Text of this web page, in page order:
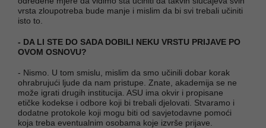
vrsta zloupotreba bude manje i mislim da bi svi trebali učiniti
isto to.
- DA LI STE DO SADA DOBILI NEKU VRSTU PRIJAVE PO
OVOM OSNOVU?
- Nismo. U tom smislu, mislim da smo učinili dobar korak
ohrabrujući ljude da nam pristupe. Znate, akademija se ne
može igrati drugih institucija. ASU ima okvir i propisane
etičke kodekse i odbore koji bi trebali djelovati. Stvaramo i
dodatne protokole koji mogu biti od savjetodavne pomoći
koja treba eventualnim osobama koje izvrše prijave.